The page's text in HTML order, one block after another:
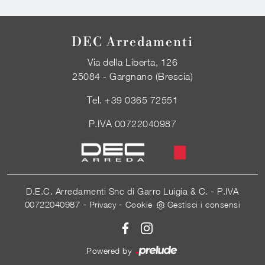
DEC Arredamenti
Via della Liberta, 126
25084 - Gargnano (Brescia)
Tel.+39 0365 72551
P.IVA 00722040987
D.E.C. Arredamenti Snc di Garro Luigia & C. - P.IVA
00722040987 - Privacy- Cookie Gestisci i consensi
Powered by